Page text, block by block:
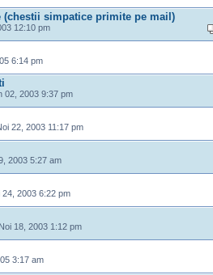
(chestii simpatice primite pe mail)
12:10 pm
6:14 pm
02, 2003 9:37 pm
22, 2003 11:17 pm
2003 5:27 am
24, 2003 6:22 pm
18, 2003 1:12 pm
3:17 am